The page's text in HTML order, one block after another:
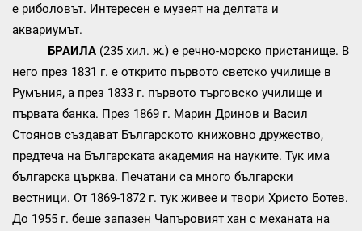
е риболовът. Интересен е музеят на делтата и
аквариумът.
БРАИЛА(235 хил. ж.) е речно-морско пристанище. В
него през 1831 г. е открито първото светско училище в
Румъния, а през 1833 г. първото търговско училище и
първата банка. През 1869 г. Марин Дринов и Васил
Стоянов създават Българското книжовно дружество,
предтеча на Българската академия на науките. Тук има
българска църква. Печатани са много български
вестници. От 1869-1872 г. тук живее и твори Христо Ботев.
До 1955 г. беше запазен Чапъровият хан с механата на